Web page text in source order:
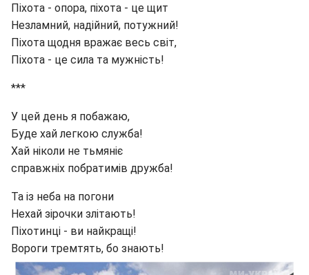
Піхота - опора, піхота - це щит
Незламний, надійний, потужний!
Піхота щодня вражає весь світ,
Піхота - це сила та мужність!
***
У цей день я побажаю,
Буде хай легкою служба!
Хай ніколи не тьмяніє
справжніх побратимів дружба!
Та із неба на погони
Нехай зірочки злітають!
Піхотинці - ви найкращі!
Вороги тремтять, бо знають!